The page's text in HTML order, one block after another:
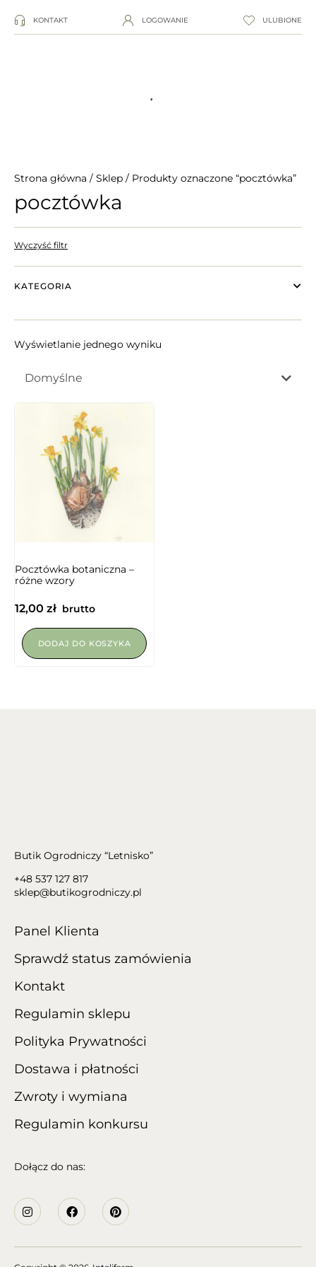
KONTAKT LOGOWANIE ULUBIONE
Strona główna / Sklep / Produkty oznaczone “pocztówka”
pocztówka
Wyczyść filtr
KATEGORIA
Wyświetlanie jednego wyniku
Domyślne
Pocztówka botaniczna –
różne wzory
12,00 zł brutto
DODAJ DO KOSZYKA
Butik Ogrodniczy “Letnisko”
+48 537 127 817
sklep@butikogrodniczy.pl
Panel Klienta
Sprawdź status zamówienia
Kontakt
Regulamin sklepu
Polityka Prywatności
Dostawa i płatności
Zwroty i wymiana
Regulamin konkursu
Dołącz do nas: